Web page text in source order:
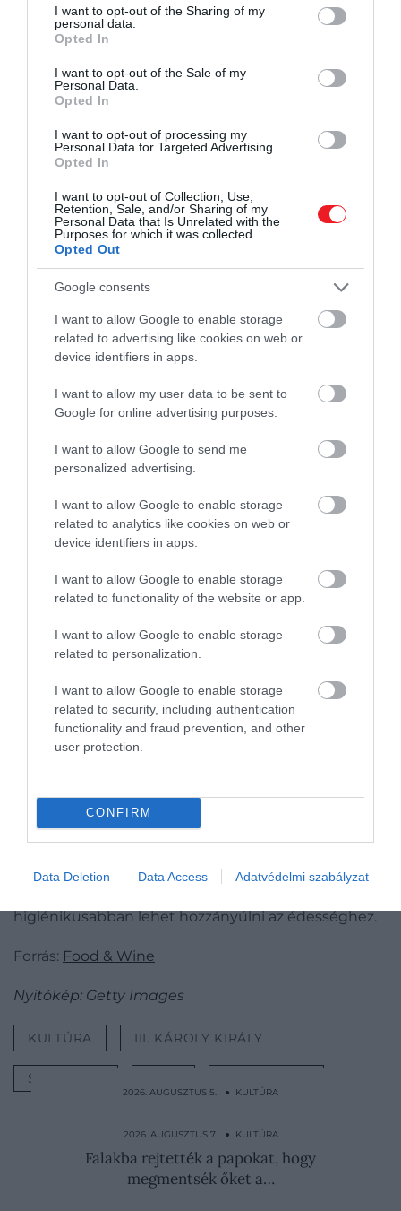
not limited to your visit or usage behaviour. You may click to
grant or deny consent to Google and its third-party tags to
use your data for below specified purposes in below Google
consent section.
I want to opt-out of the Sharing of my
personal data.
Opted In
I want to opt-out of the Sale of my
Personal Data.
Opted In
I want to opt-out of processing my
Personal Data for Targeted Advertising.
Opted In
I want to opt-out of Collection, Use,
Retention, Sale, and/or Sharing of my
Personal Data that Is Unrelated with the
Purposes for which it was collected.
Opted Out
Google consents
I want to allow Google to enable storage
related to advertising like cookies on web or
device identifiers in apps.
I want to allow my user data to be sent to
Google for online advertising purposes.
I want to allow Google to send me
personalized advertising.
I want to allow Google to enable storage
related to analytics like cookies on web or
device identifiers in apps.
I want to allow Google to enable storage
related to functionality of the website or app.
I want to allow Google to enable storage
related to personalization.
I want to allow Google to enable storage
related to security, including authentication
functionality and fraud prevention, and other
user protection.
CONFIRM
Data Deletion Data Access Adatvédelmi szabályzat
vendégeidet. Nem számít,
sütemény ül a tányéron, az
esélye van arra, hogy a
tarthasson egy
péksüteményre
– mondja Harrold.
Az egykori komornyik ezután rátért a vendégek
helyes magatartására is.
Hölgyeim és uraim, kérem ne
feledjék, hogy a reggeli
sütemény elfogyasztása
közben csak egyet vehetnek
el
– folytatta Harrold.
A videó nem meglepő módon komoly elérést
generált, és természetesen a kommentszekció is
reagált a fentebb leírtakra.
A mohóbb hozzászólók kissé felháborodtak azon,
hogy csak egy süteményt vehetnek el a tányérról,
Az egyikük például arra hívta fel a figyelmet, hogy
sütibe, míg egy másik hozzászóló egy fogó
higiénikusabban lehet hozzányúlni az édességhez.
Forrás: Food & Wine
Nyitókép: Getty Images
KULTÚRA III. KÁROLY KIRÁLY
SÜTEMÉNY
2026. AUGUSZTUS 5. ● KULTÚRA
fellázadni…
2026. AUGUSZTUS 7. ● KULTÚRA
Falakba rejtették a papokat, hogy
megmentsék őket a…